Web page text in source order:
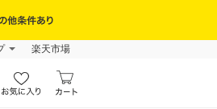
楽天市場